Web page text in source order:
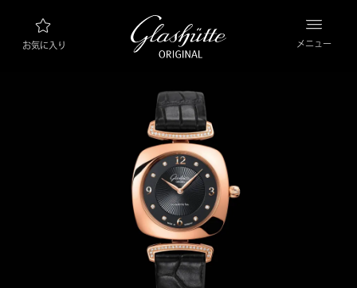
お気に入り メニュー
ウォッチファインダー 新製品
ブランド “グラスヒュッテ・オリジナル”につ
マニュファクチュールについて詳しくはこちら